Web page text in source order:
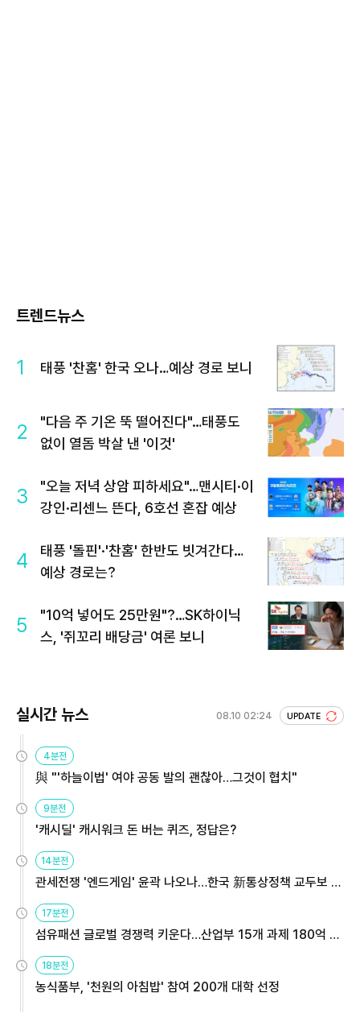
트렌드뉴스
1 태풍 '찬홈' 한국 오나…예상 경로 보니
2
"다음 주 기온 뚝 떨어진다"…태풍도
없이 열돔 박살 낸 '이것'
3
"오늘 저녁 상암 피하세요"…맨시티·이
강인·리센느 뜬다, 6호선 혼잡 예상
4
태풍 '돌핀'·'찬홈' 한반도 빗겨간다…
예상 경로는?
5
"10억 넣어도 25만원"?…SK하이닉
스, '쥐꼬리 배당금' 여론 보니
실시간 뉴스 08.10 02:24 UPDATE
4분전
與 "'하늘이법' 여야 공동 발의 괜찮아…그것이 협치"
9분전
'캐시딜' 캐시워크 돈 버는 퀴즈, 정답은?
14분전
관세전쟁 '엔드게임' 윤곽 나오나…한국 新통상정책 교두보 활
용해야
17분전
섬유패션 글로벌 경쟁력 키운다…산업부 15개 과제 180억 지
원
18분전
농식품부, '천원의 아침밥' 참여 200개 대학 선정